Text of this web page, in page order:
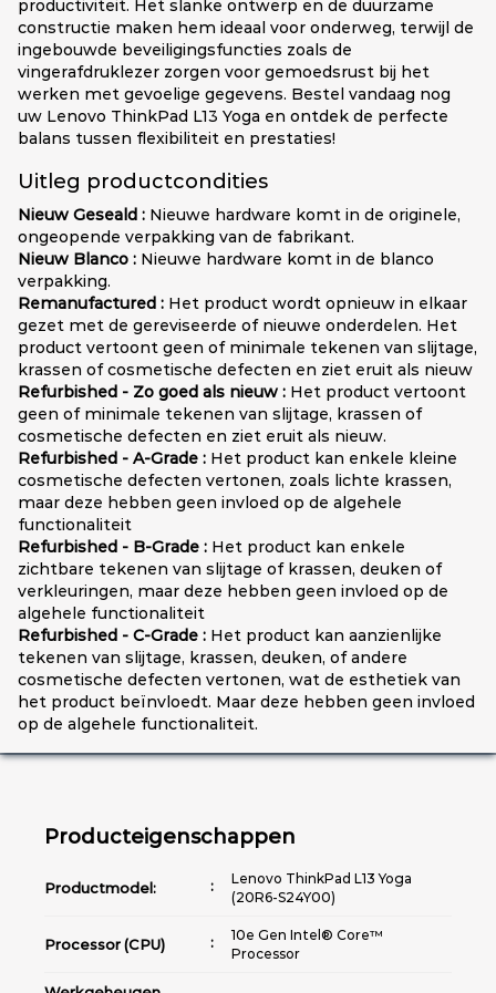
productiviteit. Het slanke ontwerp en de duurzame
constructie maken hem ideaal voor onderweg, terwijl de
ingebouwde beveiligingsfuncties zoals de
vingerafdruklezer zorgen voor gemoedsrust bij het
werken met gevoelige gegevens. Bestel vandaag nog
uw Lenovo ThinkPad L13 Yoga en ontdek de perfecte
balans tussen flexibiliteit en prestaties!
Uitleg productcondities
Nieuw Geseald : Nieuwe hardware komt in de originele,
ongeopende verpakking van de fabrikant.
Nieuw Blanco : Nieuwe hardware komt in de blanco
verpakking.
Remanufactured : Het product wordt opnieuw in elkaar
gezet met de gereviseerde of nieuwe onderdelen. Het
product vertoont geen of minimale tekenen van slijtage,
krassen of cosmetische defecten en ziet eruit als nieuw
Refurbished - Zo goed als nieuw : Het product vertoont
geen of minimale tekenen van slijtage, krassen of
cosmetische defecten en ziet eruit als nieuw.
Refurbished - A-Grade : Het product kan enkele kleine
cosmetische defecten vertonen, zoals lichte krassen,
maar deze hebben geen invloed op de algehele
functionaliteit
Refurbished - B-Grade : Het product kan enkele
zichtbare tekenen van slijtage of krassen, deuken of
verkleuringen, maar deze hebben geen invloed op de
algehele functionaliteit
Refurbished - C-Grade : Het product kan aanzienlijke
tekenen van slijtage, krassen, deuken, of andere
cosmetische defecten vertonen, wat de esthetiek van
het product beïnvloedt. Maar deze hebben geen invloed
op de algehele functionaliteit.
Producteigenschappen
Productmodel:
Lenovo ThinkPad L13 Yoga
(20R6-S24Y00)
Processor (CPU)
10e Gen Intel® Core™
Processor